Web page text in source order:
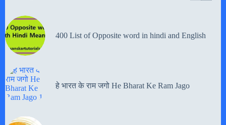
400 List of Opposite word in hindi and English
हे भारत के राम जगो He Bharat Ke Ram Jago